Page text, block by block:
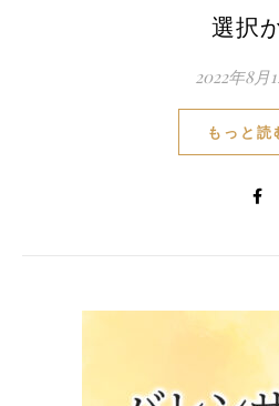
選択
2022年8月
もっと読